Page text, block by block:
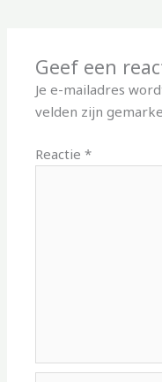
Geef een
Je e-mailadres
velden zijn
Reactie*